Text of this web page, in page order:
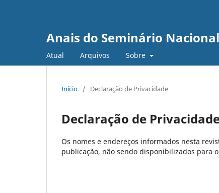
Anais do Seminário
Atual Arquivos Sobre
Início / Declaração de Privacidade
Declaração de
Os nomes e endereços informados nesta
publicação, não sendo disponibilizados para